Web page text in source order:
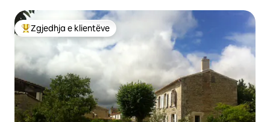
Më të mirat e zgjedhjeve të klientëve
Zgjedhja e klientëve